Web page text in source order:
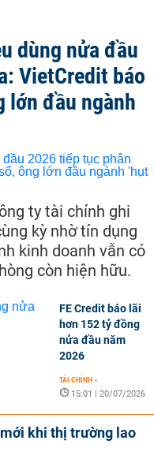
dùng nửa đầu
VietCredit báo
lớn đầu ngành
ty tài chính ghi
kỳ nhờ tín dụng
kinh doanh vẫn có
còn hiện hữu.
FE Credit báo lãi
hơn 152 tỷ đồng
nửa đầu năm
2026
TÀI CHÍNH -
15:01 | 20/07/2026
khi thị trường lao